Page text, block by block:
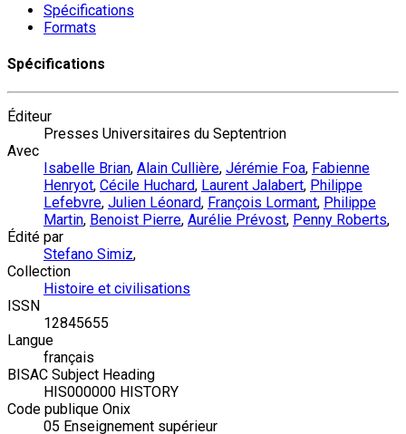
Spécifications
Formats
Spécifications
Éditeur
Presses Universitaires du Septentrion
Avec
Isabelle Brian, Alain Cullière, Jérémie Foa, Fabienne
Henryot, Cécile Huchard, Laurent Jalabert, Philippe
Lefebvre, Julien Léonard, François Lormant, Philippe
Martin, Benoist Pierre, Aurélie Prévost, Penny Roberts,
Édité par
Stefano Simiz,
Collection
Histoire et civilisations
ISSN
12845655
Langue
français
BISAC Subject Heading
HIS000000 HISTORY
Code publique Onix
05 Enseignement supérieur